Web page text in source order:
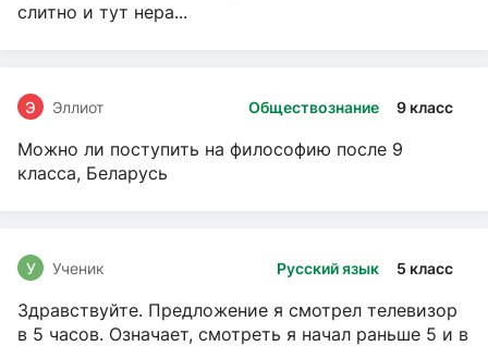
слитно и тут нера...
Обществознание 9 класс
Э Эллиот
Можно ли поступить на философию после 9
класса, Беларусь
Русский язык 5 класс
У Ученик
Здравствуйте. Предложение я смотрел телевизор
в 5 часов. Означает, смотреть я начал раньше 5 и в